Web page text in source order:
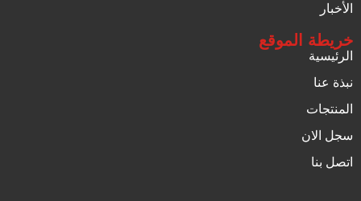
الأخبار
خريطة الموقع
الرئيسية
نبذة عنا
المنتجات
سجل الان
اتصل بنا